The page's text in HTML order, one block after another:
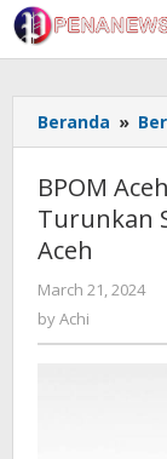
Skip
to
content
Beranda »
BPOM
Turunkan
Aceh
March 21, 2024
byAchi